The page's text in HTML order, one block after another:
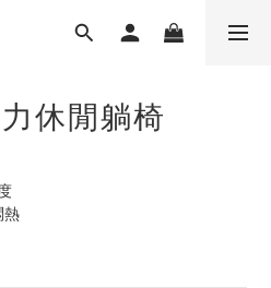
休閒躺椅
熱